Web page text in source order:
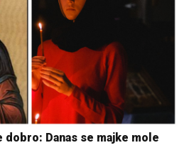
dobro: Danas se majke mole